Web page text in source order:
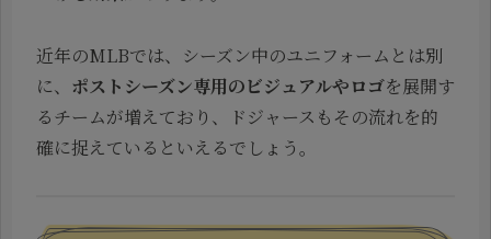
近年のMLBでは、シーズン中のユニフォームとは別
に、 ポストシーズン専用のビジュアルやロゴを展開す
るチームが増えており、ドジャースもその流れを的
確に捉えているといえるでしょう。